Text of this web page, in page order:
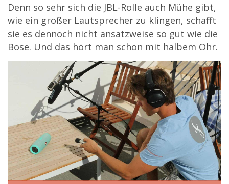
Denn so sehr sich die JBL-Rolle auch Mühe gibt,
wie ein großer Lautsprecher zu klingen, schafft
sie es dennoch nicht ansatzweise so gut wie die
Bose. Und das hört man schon mit halbem Ohr.